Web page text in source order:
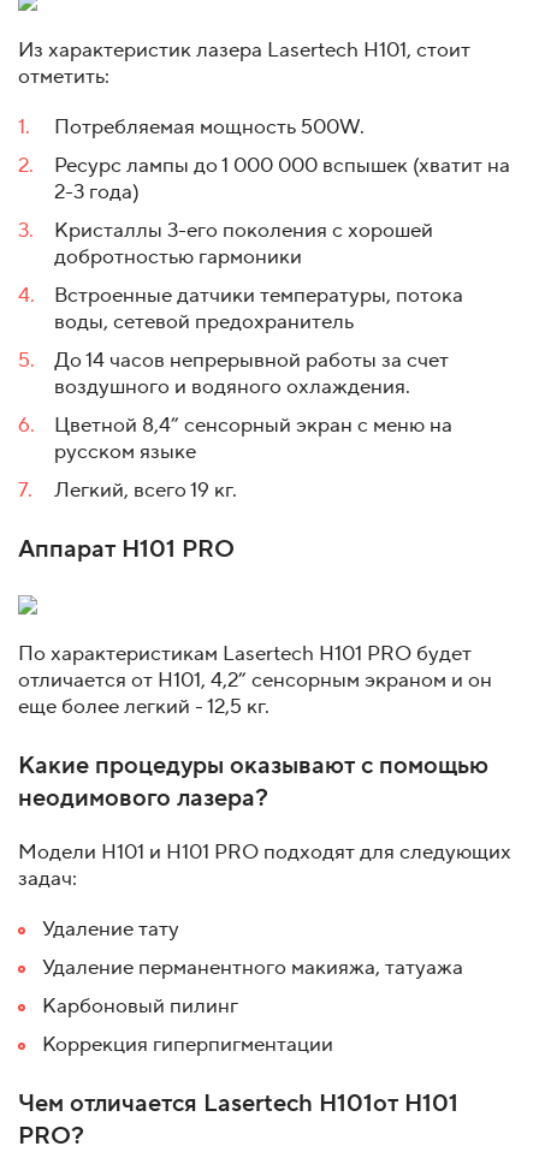
Из характеристик лазера Lasertech H101, стоит
отметить:
Потребляемая мощность 500W.
Ресурс лампы до 1 000 000 вспышек (хватит на
2-3 года)
Кристаллы 3-его поколения с хорошей
добротностью гармоники
Встроенные датчики температуры, потока
воды, сетевой предохранитель
До 14 часов непрерывной работы за счет
воздушного и водяного охлаждения.
Цветной 8,4” сенсорный экран с меню на
русском языке
Легкий, всего 19 кг.
Аппарат Н101 PRO
По характеристикам Lasertech H101 PRO будет
отличается от H101, 4,2” сенсорным экраном и он
еще более легкий - 12,5 кг.
Какие процедуры оказывают с помощью
неодимового лазера?
Модели H101 и H101 PRO подходят для следующих
задач:
Удаление тату
Удаление перманентного макияжа, татуажа
Карбоновый пилинг
Коррекция гиперпигментации
Чем отличается Lasertech H101от H101
PRO?